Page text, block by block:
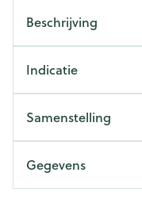
Beschrijving
Indicatie
Samenstelling
Gegevens